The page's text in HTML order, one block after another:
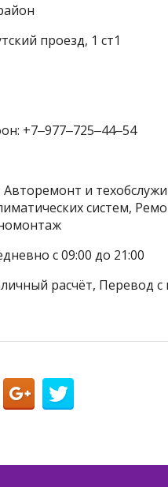
проезд, 1 ст1
+7‒977‒725‒44‒54
Авторемонт и
систем,
с 09:00 до 21:00
расчёт, Перевод с